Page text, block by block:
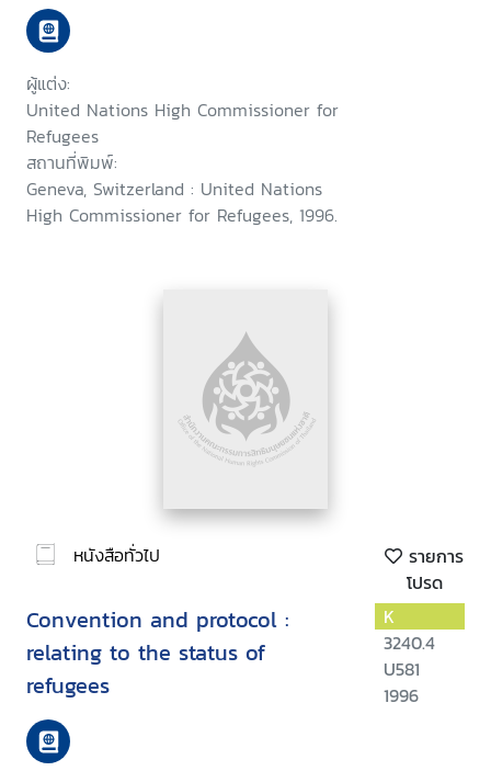
ผู้แต่ง:
United Nations High Commissioner for
Refugees
สถานที่พิมพ์:
Geneva, Switzerland : United Nations
High Commissioner for Refugees, 1996.
หนังสือทั่วไป
รายการ
โปรด
Convention and protocol :
relating to the status of
refugees
K
3240.4
U581
1996